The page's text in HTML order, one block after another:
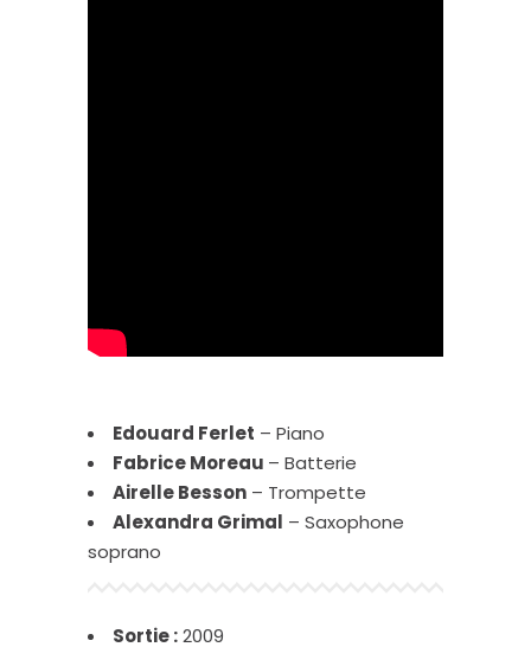
Edouard Ferlet – Piano
Fabrice Moreau – Batterie
Airelle Besson – Trompette
Alexandra Grimal – Saxophone
soprano
Sortie :2009